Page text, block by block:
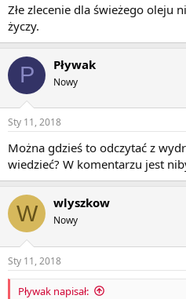
Złe zlecenie dla świeżego oleju
życzy.
P Pływak
Nowy
Sty 11, 2018
Można gdzieś to odczytać z
wiedzieć? W komentarzu jest
W wlyszkow
Nowy
Sty 11, 2018
Pływak napisał: